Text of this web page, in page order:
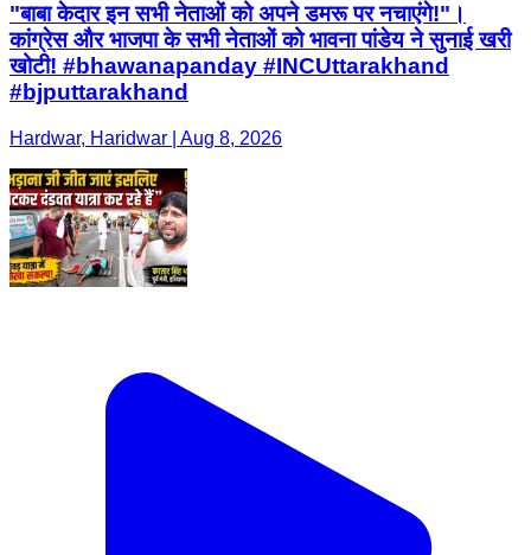
"बाबा केदार इन सभी नेताओं को अपने डमरू पर नचाएंगे!"।
कांग्रेस और भाजपा के सभी नेताओं को भावना पांडेय ने सुनाई खरी
खोटी! #bhawanapanday #INCUttarakhand
#bjputtarakhand
Hardwar, Haridwar | Aug 8, 2026